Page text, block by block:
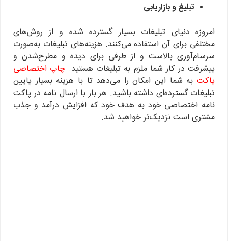
تبلیغ و بازاریابی
امروزه دنیای تبلیغات بسیار گسترده شده و از روش‌های
مختلفی برای آن استفاده می‌کنند. هزینه‌های تبلیغات به‌صورت
سرسام‌آوری بالاست و از طرفی برای دیده و مطرح‌شدن و
پیشرفت در کار شما ملزم به تبلیغات هستید. چاپ اختصاصی
پاکت به شما این امکان را می‌دهد تا با هزینه بسیار پایین
تبلیغات گسترده‌ای داشته باشید. هر بار با ارسال نامه در پاکت
نامه اختصاصی خود به هدف خود که افزایش درآمد و جذب
مشتری است نزدیک‌تر خواهید شد.